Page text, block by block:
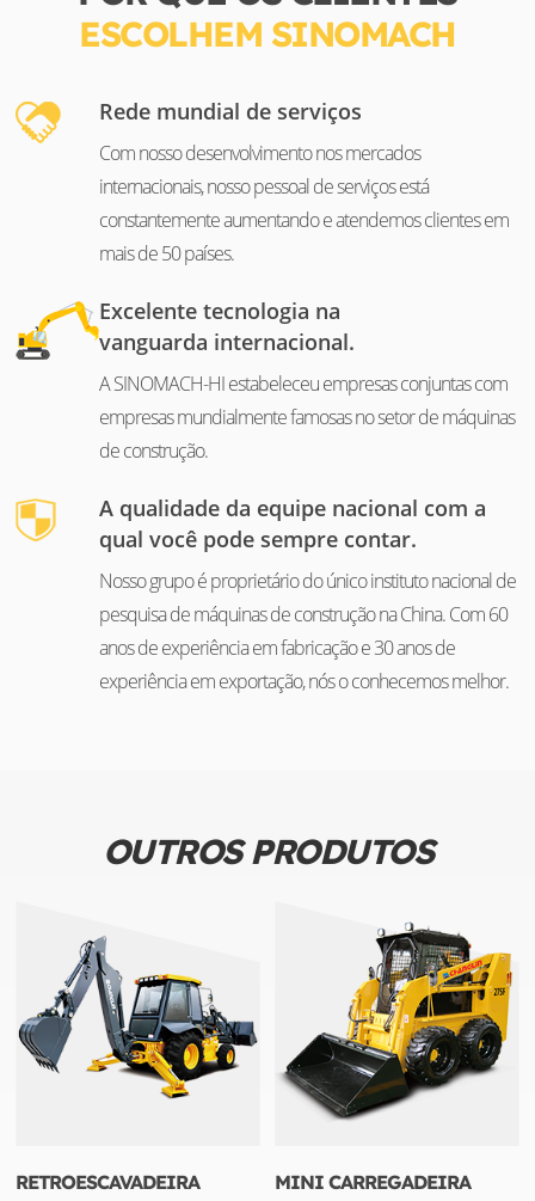
ESCOLHEM SINOMACH
Rede mundial de serviços
Com nosso desenvolvimento nos mercados
internacionais, nosso pessoal de serviços está
constantemente aumentando e atendemos clientes em
mais de 50 países.
Excelente tecnologia na
vanguarda internacional.
A SINOMACH-HI estabeleceu empresas conjuntas com
empresas mundialmente famosas no setor de máquinas
de construção.
A qualidade da equipe nacional com a
qual você pode sempre contar.
Nosso grupo é proprietário do único instituto nacional de
pesquisa de máquinas de construção na China. Com 60
anos de experiência em fabricação e 30 anos de
experiência em exportação, nós o conhecemos melhor.
OUTROS PRODUTOS
RETROESCAVADEIRA MINI CARREGADEIRA